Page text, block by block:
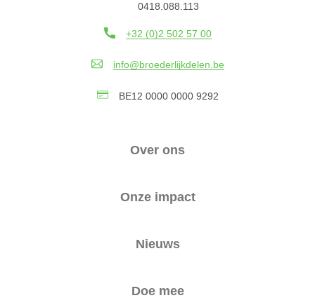
0418.088.113
+32 (0)2 502 57 00
info@broederlijkdelen.be
BE12 0000 0000 9292
Over ons
Onze impact
Nieuws
Doe mee